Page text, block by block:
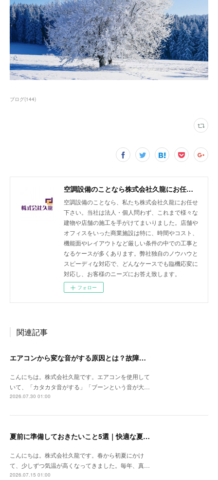
ブログ(144)
空調設備のことなら株式会社久龍にお任せ下さい
空調設備のことなら、私たち株式会社久龍にお任せ
下さい。当社は法人・個人問わず、これまで様々な
建物や店舗の施工を手がけてまいりました。店舗や
オフィスをいった商業施設は特に、時間やコスト、
機能面やレイアウトなど厳しい条件の中での工事と
なるケースが多くあります。弊社独自のノウハウと
スピーディな対応で、どんなケースでも臨機応変に
対応し、お客様のニーズにお答え致します。
フォロー
関連記事
エアコンから変な音がする原因とは？故障のサインかもしれません【空調設備のことなら株式会社久龍】
こんにちは。株式会社久龍です。エアコンを使用して
いて、「カタカタ音がする」「ブーンという音が大…
2026.07.30 01:00
夏前に準備しておきたいこと5選｜快適な夏を迎えるための空調設備チェック
こんにちは。株式会社久龍です。春から初夏にかけ
て、少しずつ気温が高くなってきました。毎年、真…
2026.07.15 01:00